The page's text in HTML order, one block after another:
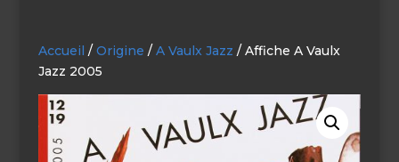
Accueil / Origine / A Vaulx Jazz / Affiche A Vaulx
Jazz 2005